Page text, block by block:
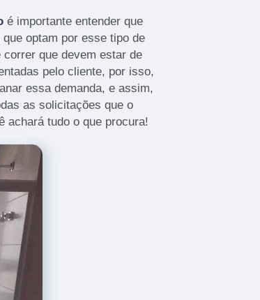
é importante entender que
optam por esse tipo de
que devem estar de
pelo cliente, por isso,
essa demanda, e assim,
as solicitações que o
achará tudo o que procura!